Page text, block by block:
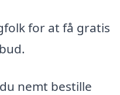
for at få gratis
nemt bestille